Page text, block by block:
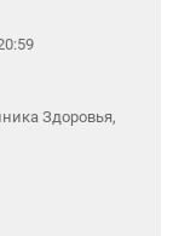
Здоровья,